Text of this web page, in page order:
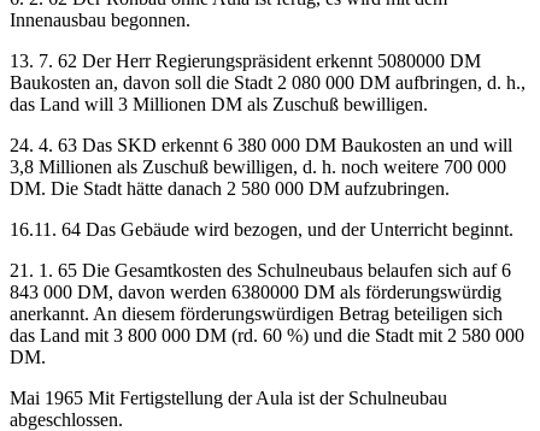
Innenausbau begonnen.
13. 7. 62 Der Herr Regierungspräsident erkennt 5080000 DM
Baukosten an, davon soll die Stadt 2 080 000 DM aufbringen, d. h.,
das Land will 3 Millionen DM als Zuschuß bewilligen.
24. 4. 63 Das SKD erkennt 6 380 000 DM Baukosten an und will
3,8 Millionen als Zuschuß bewilligen, d. h. noch weitere 700 000
DM. Die Stadt hätte danach 2 580 000 DM aufzubringen.
16.11. 64 Das Gebäude wird bezogen, und der Unterricht beginnt.
21. 1. 65 Die Gesamtkosten des Schulneubaus belaufen sich auf 6
843 000 DM, davon werden 6380000 DM als förderungswürdig
anerkannt. An diesem förderungswürdigen Betrag beteiligen sich
das Land mit 3 800 000 DM (rd. 60 %) und die Stadt mit 2 580 000
DM.
Mai 1965 Mit Fertigstellung der Aula ist der Schulneubau
abgeschlossen.